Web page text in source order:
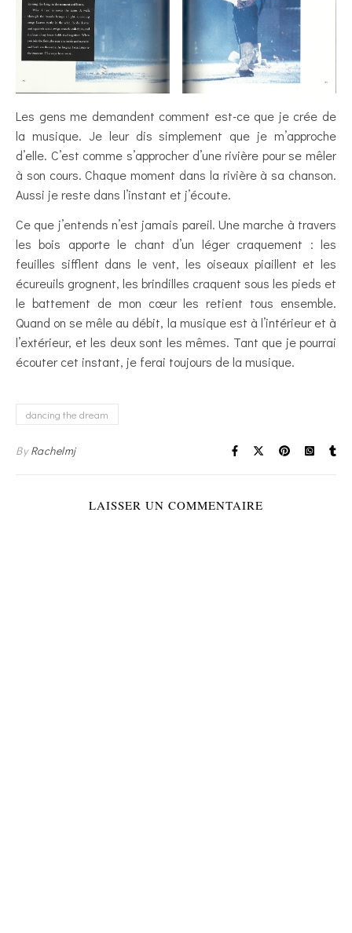
Les gens me demandent comment est-ce que je crée de
la musique. Je leur dis simplement que je m’approche
d’elle. C’est comme s’approcher d’une rivière pour se mêler
à son cours. Chaque moment dans la rivière à sa chanson.
Aussi je reste dans l’instant et j’écoute.
Ce que j’entends n’est jamais pareil. Une marche à travers
les bois apporte le chant d’un léger craquement : les
feuilles sifflent dans le vent, les oiseaux piaillent et les
écureuils grognent, les brindilles craquent sous les pieds et
le battement de mon cœur les retient tous ensemble.
Quand on se mêle au débit, la musique est à l’intérieur et à
l’extérieur, et les deux sont les mêmes. Tant que je pourrai
écouter cet instant, je ferai toujours de la musique.
dancing the dream
ByRachelmj
LAISSER UN COMMENTAIRE